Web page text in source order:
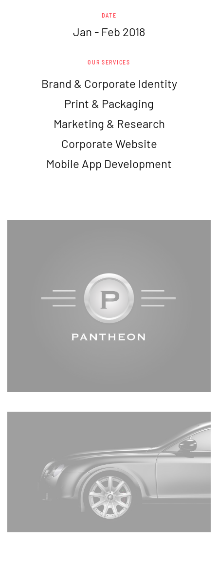
DATE
Jan - Feb 2018
OUR SERVICES
Brand & Corporate Identity
Print & Packaging
Marketing & Research
Corporate Website
Mobile App Development